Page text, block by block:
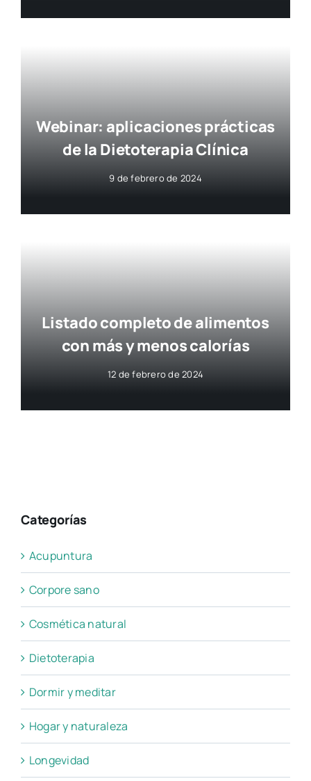
Webinar: aplicaciones prácticas
de la Dietoterapia Clínica
9 de febrero de 2024
Listado completo de alimentos
con más y menos calorías
12 de febrero de 2024
Categorías
Acupuntura
Corpore sano
Cosmética natural
Dietoterapia
Dormir y meditar
Hogar y naturaleza
Longevidad